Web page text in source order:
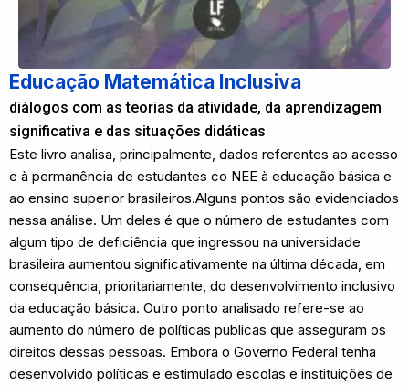
Educação Matemática Inclusiva
diálogos com as teorias da atividade, da aprendizagem
significativa e das situações didáticas
Este livro analisa, principalmente, dados referentes ao acesso
e à permanência de estudantes co NEE à educação básica e
ao ensino superior brasileiros.Alguns pontos são evidenciados
nessa análise. Um deles é que o número de estudantes com
algum tipo de deficiência que ingressou na universidade
brasileira aumentou significativamente na última década, em
consequência, prioritariamente, do desenvolvimento inclusivo
da educação básica. Outro ponto analisado refere-se ao
aumento do número de políticas publicas que asseguram os
direitos dessas pessoas. Embora o Governo Federal tenha
desenvolvido políticas e estimulado escolas e instituições de